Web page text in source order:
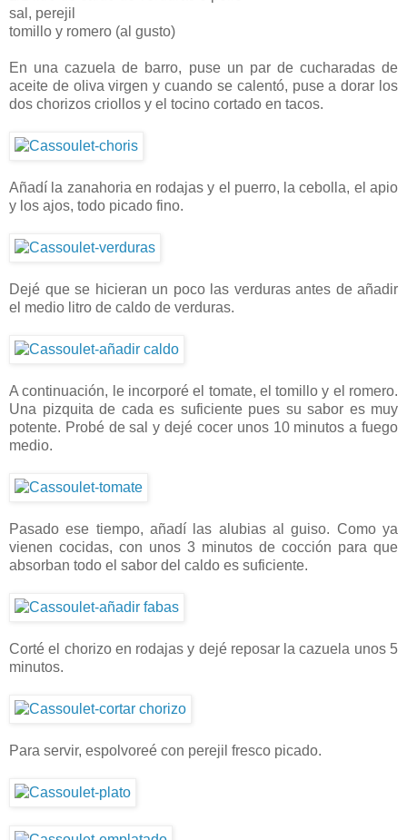
sal, perejil
tomillo y romero (al gusto)
En una cazuela de barro, puse un par de cucharadas de
aceite de oliva virgen y cuando se calentó, puse a dorar los
dos chorizos criollos y el tocino cortado en tacos.
Añadí la zanahoria en rodajas y el puerro, la cebolla, el apio
y los ajos, todo picado fino.
Dejé que se hicieran un poco las verduras antes de añadir
el medio litro de caldo de verduras.
A continuación, le incorporé el tomate, el tomillo y el romero.
Una pizquita de cada es suficiente pues su sabor es muy
potente. Probé de sal y dejé cocer unos 10 minutos a fuego
medio.
Pasado ese tiempo, añadí las alubias al guiso. Como ya
vienen cocidas, con unos 3 minutos de cocción para que
absorban todo el sabor del caldo es suficiente.
Corté el chorizo en rodajas y dejé reposar la cazuela unos 5
minutos.
Para servir, espolvoreé con perejil fresco picado.